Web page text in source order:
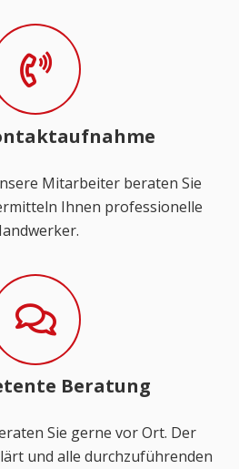
Mitarbeiter beraten Sie
Ihnen professionelle
Beratung
Sie gerne vor Ort. Der
und alle durchzuführenden